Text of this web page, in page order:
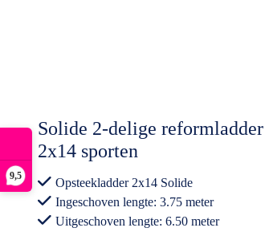
9,5
Solide 2-delige reformladder
2x14 sporten
Opsteekladder 2x14 Solide
Ingeschoven lengte: 3.75 meter
Uitgeschoven lengte: 6.50 meter